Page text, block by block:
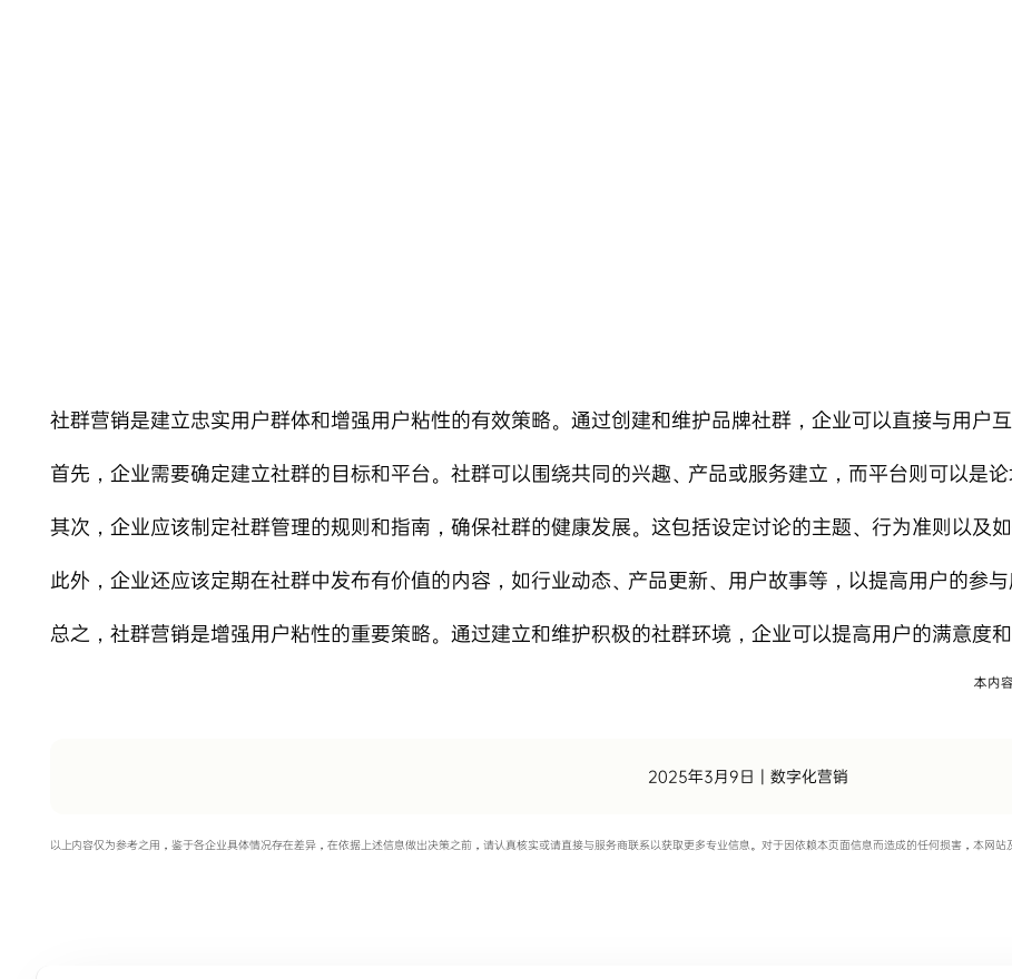
社群营销是建立忠实用户群体和增强用户粘性的有效策略。通过创建和维护品牌社群，企业可以直接与用户
首先，企业需要确定建立社群的目标和平台。社群可以围绕共同的兴趣、产品或服务建立，而平台则可以是
其次，企业应该制定社群管理的规则和指南，确保社群的健康发展。这包括设定讨论的主题、行为准则以及
此外，企业还应该定期在社群中发布有价值的内容，如行业动态、产品更新、用户故事等，以提高用户的参与
总之，社群营销是增强用户粘性的重要策略。通过建立和维护积极的社群环境，企业可以提高用户的满意度
2025年3月9日 数字化营销
以上内容仅为参考之用，鉴于各企业具体情况存在差异，在依据上述信息做出决策之前，请认真核实或请直接与服务商联系以获取更多专业信息。对于因依赖本页面信息而造成的任何损害，本网站